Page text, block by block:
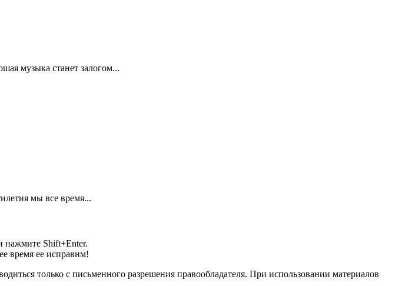
музыка станет залогом...
мы все время...
нажмите Shift+Enter.
время ее исправим!
только с письменного разрешения правообладателя. При использовании материалов